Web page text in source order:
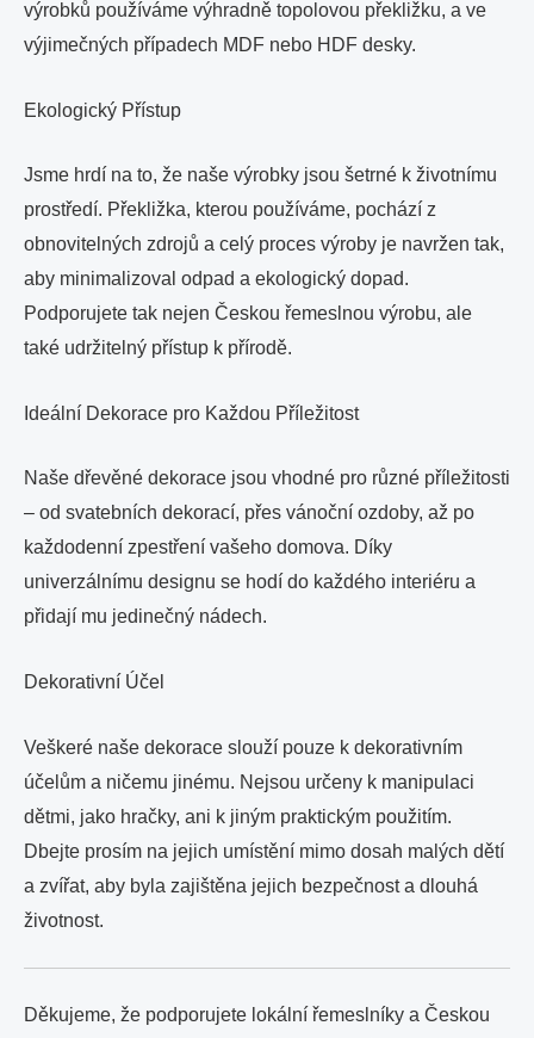
výrobků používáme výhradně topolovou překližku, a ve
výjimečných případech MDF nebo HDF desky.
Ekologický Přístup
Jsme hrdí na to, že naše výrobky jsou šetrné k životnímu
prostředí. Překližka, kterou používáme, pochází z
obnovitelných zdrojů a celý proces výroby je navržen tak,
aby minimalizoval odpad a ekologický dopad.
Podporujete tak nejen Českou řemeslnou výrobu, ale
také udržitelný přístup k přírodě.
Ideální Dekorace pro Každou Příležitost
Naše dřevěné dekorace jsou vhodné pro různé příležitosti
– od svatebních dekorací, přes vánoční ozdoby, až po
každodenní zpestření vašeho domova. Díky
univerzálnímu designu se hodí do každého interiéru a
přidají mu jedinečný nádech.
Dekorativní Účel
Veškeré naše dekorace slouží pouze k dekorativním
účelům a ničemu jinému. Nejsou určeny k manipulaci
dětmi, jako hračky, ani k jiným praktickým použitím.
Dbejte prosím na jejich umístění mimo dosah malých dětí
a zvířat, aby byla zajištěna jejich bezpečnost a dlouhá
životnost.
Děkujeme, že podporujete lokální řemeslníky a Českou